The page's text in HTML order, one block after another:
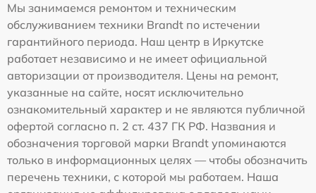
Мы занимаемся ремонтом и техническим
обслуживанием техники Brandt по истечении
гарантийного периода. Наш центр в Иркутске
работает независимо и не имеет официальной
авторизации от производителя. Цены на ремонт,
указанные на сайте, носят исключительно
ознакомительный характер и не являются публичной
офертой согласно п. 2 ст. 437 ГК РФ. Названия и
обозначения торговой марки Brandt упоминаются
только в информационных целях — чтобы обозначить
перечень техники, с которой мы работаем. Наша